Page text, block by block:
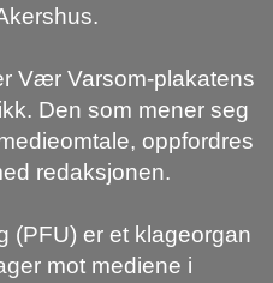
Vær Varsom-plakatens
Den som mener seg
oppfordres
redaksjonen.
(PFU) er et klageorgan
mot mediene i